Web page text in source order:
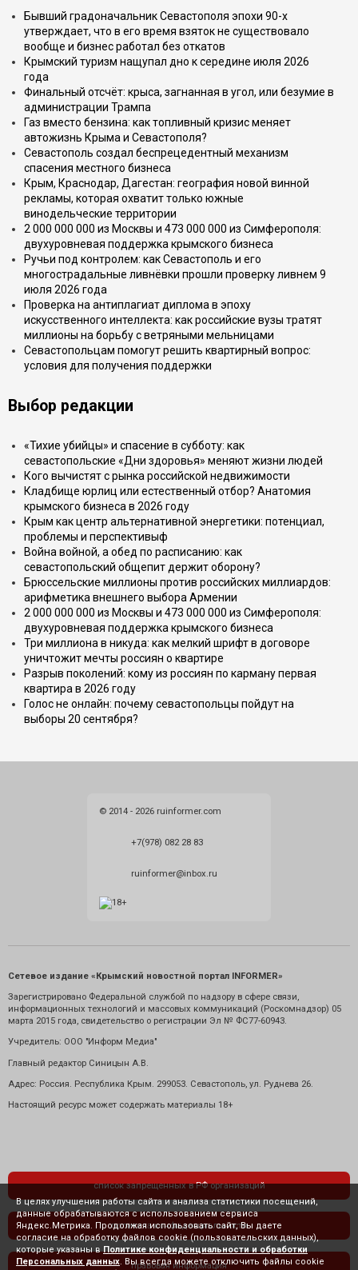
Бывший градоначальник Севастополя эпохи 90-х
утверждает, что в его время взяток не существовало
вообще и бизнес работал без откатов
Крымский туризм нащупал дно к середине июля 2026
года
Финальный отсчёт: крыса, загнанная в угол, или безумие в
администрации Трампа
Газ вместо бензина: как топливный кризис меняет
автожизнь Крыма и Севастополя?
Севастополь создал беспрецедентный механизм
спасения местного бизнеса
Крым, Краснодар, Дагестан: география новой винной
рекламы, которая охватит только южные
винодельческие территории
2 000 000 000 из Москвы и 473 000 000 из Симферополя:
двухуровневая поддержка крымского бизнеса
Ручьи под контролем: как Севастополь и его
многострадальные ливнёвки прошли проверку ливнем 9
июля 2026 года
Проверка на антиплагиат диплома в эпоху
искусственного интеллекта: как российские вузы тратят
миллионы на борьбу с ветряными мельницами
Севастопольцам помогут решить квартирный вопрос:
условия для получения поддержки
Выбор редакции
«Тихие убийцы» и спасение в субботу: как
севастопольские «Дни здоровья» меняют жизни людей
Кого вычистят с рынка российской недвижимости
Кладбище юрлиц или естественный отбор? Анатомия
крымского бизнеса в 2026 году
Крым как центр альтернативной энергетики: потенциал,
проблемы и перспективыф
Война войной, а обед по расписанию: как
севастопольский общепит держит оборону?
Брюссельские миллионы против российских миллиардов:
арифметика внешнего выбора Армении
2 000 000 000 из Москвы и 473 000 000 из Симферополя:
двухуровневая поддержка крымского бизнеса
Три миллиона в никуда: как мелкий шрифт в договоре
уничтожит мечты россиян о квартире
Разрыв поколений: кому из россиян по карману первая
квартира в 2026 году
Голос не онлайн: почему севастопольцы пойдут на
выборы 20 сентября?
© 2014 - 2026 ruinformer.com
+7(978) 082 28 83
ruinformer@inbox.ru
Сетевое издание «Крымский новостной портал INFORMER»
Зарегистрировано Федеральной службой по надзору в сфере связи,
информационных технологий и массовых коммуникаций (Роскомнадзор) 05
марта 2015 года, свидетельство о регистрации Эл № ФС77-60943.
Учредитель: ООО "Информ Медиа"
Главный редактор Синицын А.В.
Адрес: Россия. Республика Крым. 299053. Севастополь, ул. Руднева 26.
Настоящий ресурс может содержать материалы 18+
список запрещенных в РФ организаций
политика конфиденциальности
правовая информация
В целях улучшения работы сайта и анализа статистики посещений,
данные обрабатываются с использованием сервиса
Яндекс.Метрика. Продолжая использовать сайт, Вы даете
согласие на обработку файлов cookie (пользовательских данных),
которые указаны в Политике конфиденциальности и обработки
Персональных данных . Вы всегда можете отключить файлы cookie